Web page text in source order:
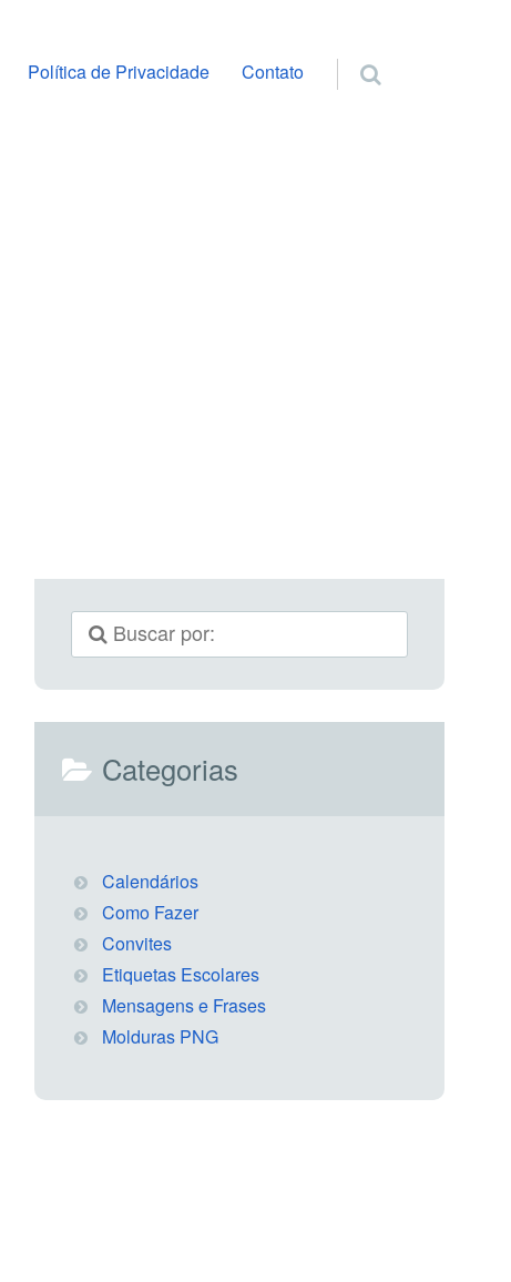
o conteúdo
Política de Privacidade Contato
Categorias
Calendários
Como Fazer
Convites
Etiquetas Escolares
Mensagens e Frases
Molduras PNG